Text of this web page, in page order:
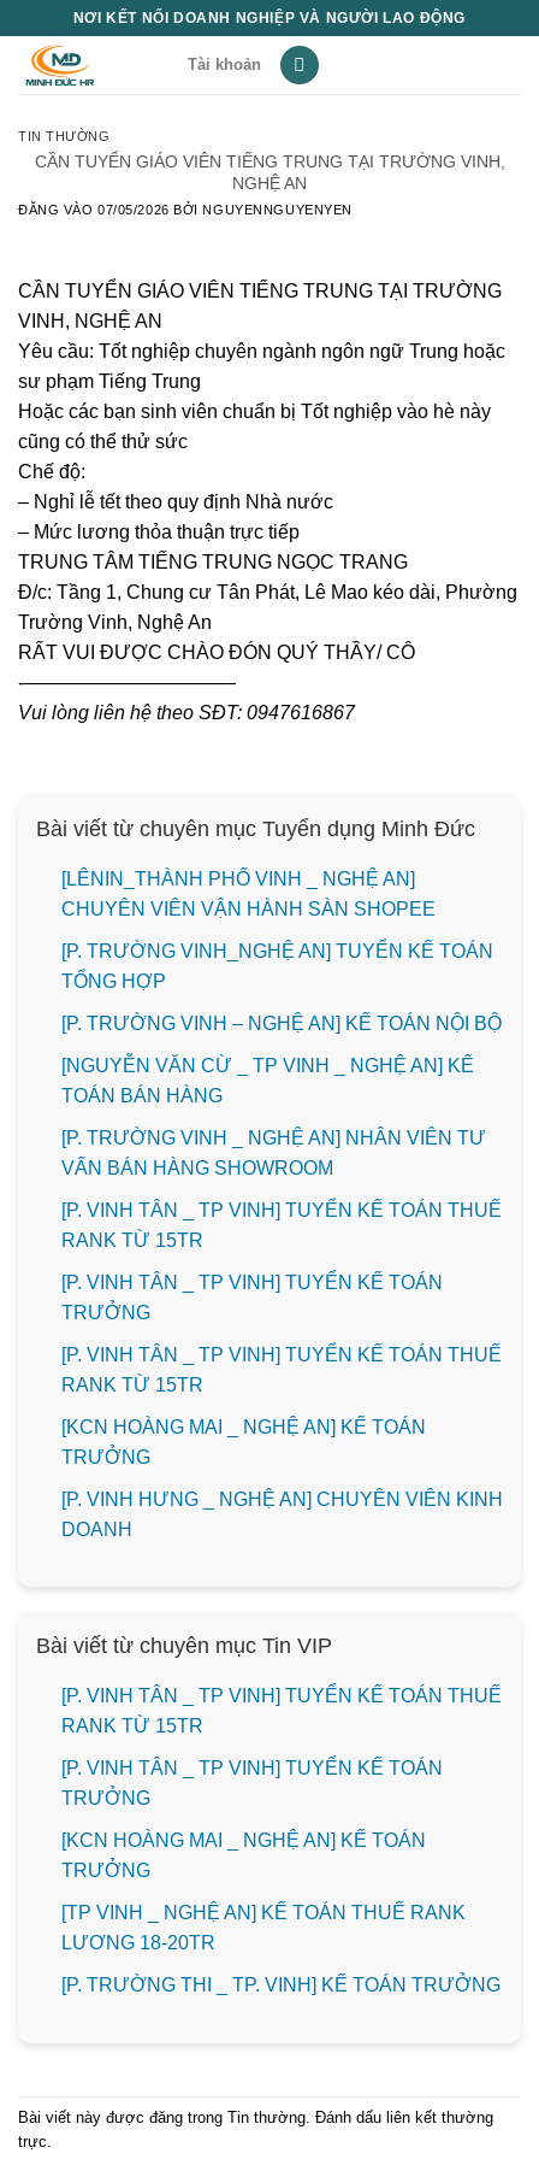
NƠI KẾT NỐI DOANH NGHIỆP VÀ NGƯỜI LAO ĐỘNG
Tài khoản
TIN THƯỜNG
CẦN TUYỂN GIÁO VIÊN TIẾNG TRUNG TẠI TRƯỜNG VINH,
NGHỆ AN
ĐĂNG VÀO07/05/2026 BỞINGUYENNGUYENYEN
CẦN TUYỂN GIÁO VIÊN TIẾNG TRUNG TẠI TRƯỜNG
VINH, NGHỆ AN
Yêu cầu: Tốt nghiệp chuyên ngành ngôn ngữ Trung hoặc
sư phạm Tiếng Trung
Hoặc các bạn sinh viên chuẩn bị Tốt nghiệp vào hè này
cũng có thể thử sức
Chế độ:
– Nghỉ lễ tết theo quy định Nhà nước
– Mức lương thỏa thuận trực tiếp
TRUNG TÂM TIẾNG TRUNG NGỌC TRANG
Đ/c: Tầng 1, Chung cư Tân Phát, Lê Mao kéo dài, Phường
Trường Vinh, Nghệ An
RẤT VUI ĐƯỢC CHÀO ĐÓN QUÝ THẦY/ CÔ
‐———————————
Vui lòng liên hệ theo SĐT: 0947616867
Bài viết từ chuyên mục Tuyển dụng Minh Đức
️[LÊNIN_THÀNH PHỐ VINH _ NGHỆ AN]
CHUYÊN VIÊN VẬN HÀNH SÀN SHOPEE
[P. TRƯỜNG VINH_NGHỆ AN] TUYỂN KẾ TOÁN
TỔNG HỢP
[P. TRƯỜNG VINH – NGHỆ AN] KẾ TOÁN NỘI BỘ
[NGUYỄN VĂN CỪ _ TP VINH _ NGHỆ AN] KẾ
TOÁN BÁN HÀNG
[P. TRƯỜNG VINH _ NGHỆ AN] NHÂN VIÊN TƯ
VẤN BÁN HÀNG SHOWROOM
[P. VINH TÂN _ TP VINH] TUYỂN KẾ TOÁN THUẾ
RANK TỪ 15TR
[P. VINH TÂN _ TP VINH] TUYỂN KẾ TOÁN
TRƯỞNG
[P. VINH TÂN _ TP VINH] TUYỂN KẾ TOÁN THUẾ
RANK TỪ 15TR
️[KCN HOÀNG MAI _ NGHỆ AN] KẾ TOÁN
TRƯỞNG
️[P. VINH HƯNG _ NGHỆ AN] CHUYÊN VIÊN KINH
DOANH
Bài viết từ chuyên mục Tin VIP
[P. VINH TÂN _ TP VINH] TUYỂN KẾ TOÁN THUẾ
RANK TỪ 15TR
[P. VINH TÂN _ TP VINH] TUYỂN KẾ TOÁN
TRƯỞNG
️[KCN HOÀNG MAI _ NGHỆ AN] KẾ TOÁN
TRƯỞNG
[TP VINH _ NGHỆ AN] KẾ TOÁN THUẾ RANK
LƯƠNG 18-20TR
️[P. TRƯỜNG THI _ TP. VINH] KẾ TOÁN TRƯỞNG
Bài viết này được đăng trong Tin thường . Đánh dấu liên kết thường
trực